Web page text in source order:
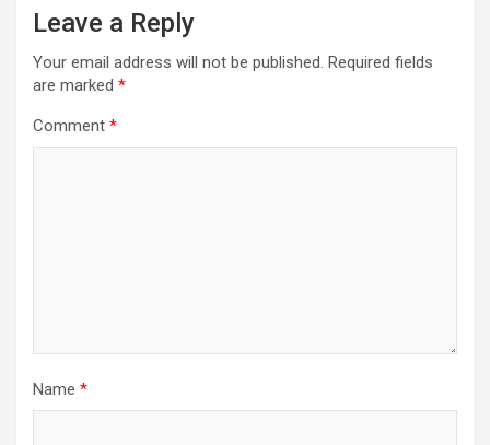
Leave a Reply
Your email address will not be published. Required fields
are marked *
Comment *
Name *